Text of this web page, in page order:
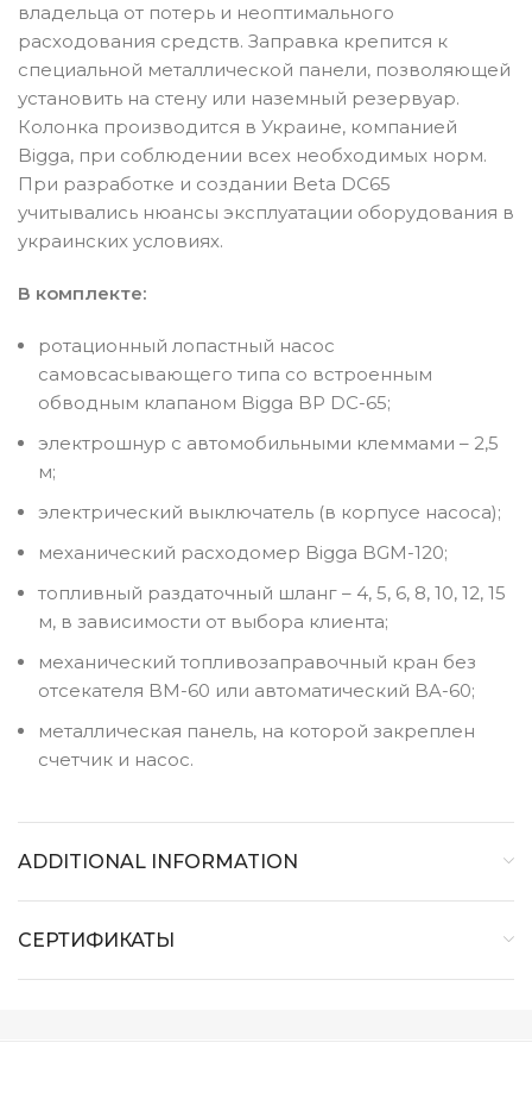
владельца от потерь и неоптимального
расходования средств. Заправка крепится к
специальной металлической панели, позволяющей
установить на стену или наземный резервуар.
Колонка производится в Украине, компанией
Bigga, при соблюдении всех необходимых норм.
При разработке и создании Beta DC65
учитывались нюансы эксплуатации оборудования в
украинских условиях.
В комплекте:
ротационный лопастный насос
самовсасывающего типа со встроенным
обводным клапаном Bigga BP DC-65;
электрошнур с автомобильными клеммами – 2,5
м;
электрический выключатель (в корпусе насоса);
механический расходомер Bigga BGM-120;
топливный раздаточный шланг – 4, 5, 6, 8, 10, 12, 15
м, в зависимости от выбора клиента;
механический топливозаправочный кран без
отсекателя BM-60 или автоматический BA-60;
металлическая панель, на которой закреплен
счетчик и насос.
ADDITIONAL INFORMATION
СЕРТИФИКАТЫ